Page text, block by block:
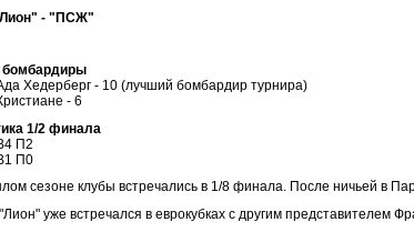
- "ПСЖ"
Хедерберг - 10 (лучший бомбардир турнира)
- 6
1/2 финала
П2
П0
сезоне клубы встречались в 1/8 финала. После ничьей в
уже встречался в еврокубках с другим